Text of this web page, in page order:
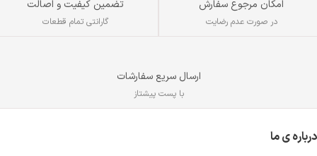
امکان مرجوع سفارش
در صورت عدم رضایت
تضمین کیفیت و اصالت
گارانتی تمام قطعات
ارسال سریع سفارشات
با پست پیشتاز
درباره ی ما